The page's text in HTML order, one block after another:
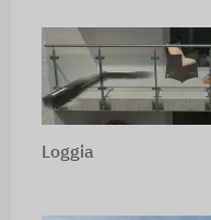
Loggia